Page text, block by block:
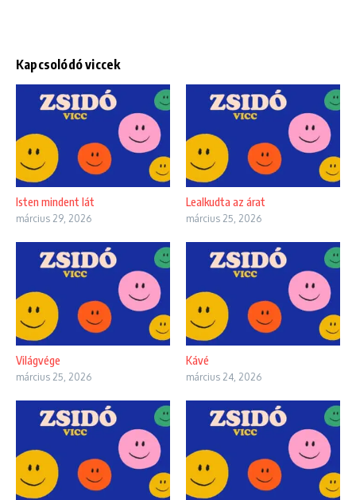
Kapcsolódó viccek
Isten mindent lát
március 29, 2026
Lealkudta az árat
március 25, 2026
Világvége
március 25, 2026
Kávé
március 24, 2026